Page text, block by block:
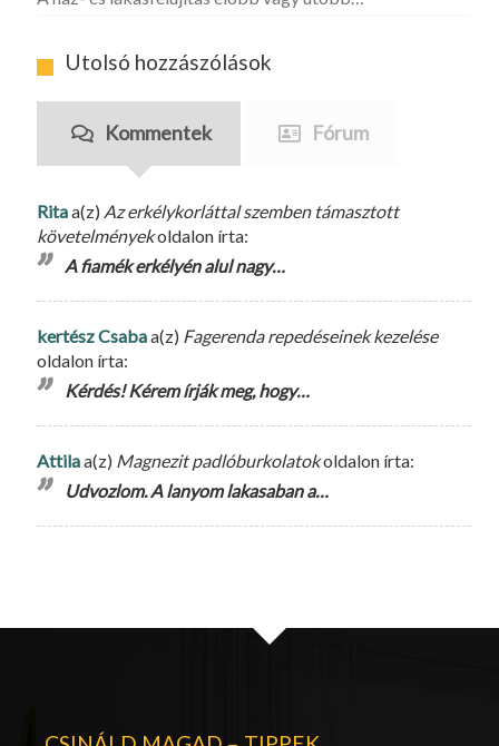
Utolsó hozzászólások
Kommentek Fórum
Ritaa(z) Az erkélykorláttal szemben támasztott
követelményekoldalon írta:
A fiamék erkélyén alul nagy…
kertész Csabaa(z) Fagerenda repedéseinek kezelése
oldalon írta:
Kérdés! Kérem írják meg, hogy…
Attilaa(z) Magnezit padlóburkolatokoldalon írta:
Udvozlom. A lanyom lakasaban a…